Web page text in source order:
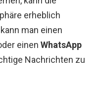
erheblich
man einen
einen WhatsApp
Nachrichten zu